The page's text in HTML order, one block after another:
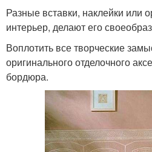
Разные вставки, наклейки или
интерьер, делают его
Воплотить все творческие
оригинального отделочного
бордюра.